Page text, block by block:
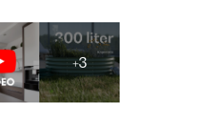
+3